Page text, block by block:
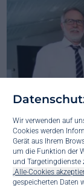
Wir verwenden auf
Cookies werden
Gerät aus Ihrem
um die Funktion der
und Targetingdienste
„Alle-Cookies
gespeicherten Daten